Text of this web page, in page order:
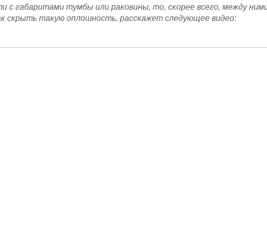
с габаритами тумбы или раковины, то, скорее всего, между
скрыть такую оплошность, расскажет следующее видео: